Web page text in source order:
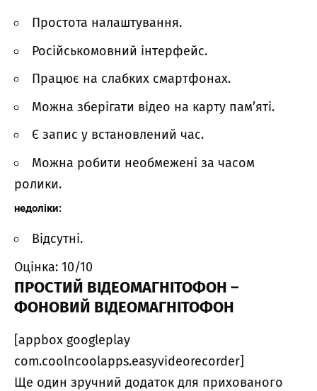
Простота налаштування.
Російськомовний інтерфейс.
Працює на слабких смартфонах.
Можна зберігати відео на карту пам’яті.
Є запис у встановлений час.
Можна робити необмежені за часом
ролики.
недоліки:
Відсутні.
Оцінка: 10/10
ПРОСТИЙ ВІДЕОМАГНІТОФОН –
ФОНОВИЙ ВІДЕОМАГНІТОФОН
[appbox googleplay
com.coolncoolapps.easyvideorecorder]
Ще один зручний додаток для прихованого